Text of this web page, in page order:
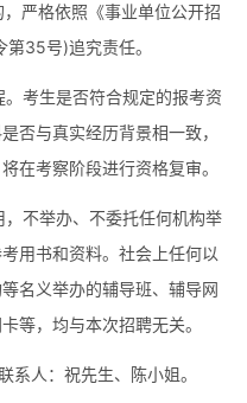
严格依照《事业单位公开招
35号)追究责任。
考生是否符合规定的报考资
否与真实经历背景相一致，
在考察阶段进行资格复审。
不举办、不委托任何机构举
用书和资料。社会上任何以
名义举办的辅导班、辅导网
等，均与本次招聘无关。
人：祝先生、陈小姐。